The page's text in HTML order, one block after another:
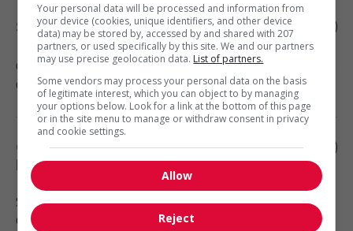
Sr financial systems manager
Ottawa , ON
Comptabilité, finance et assurance
Conseiller(ère) associé(e) en gestion de
patrimoine
Saint-Sauveur, QC
Comptabilité, finance et assurance
Your personal data will be processed and information from
your device (cookies, unique identifiers, and other device
data) may be stored by, accessed by and shared with 207
partners, or used specifically by this site. We and our partners
may use precise geolocation data. List of partners.
Some vendors may process your personal data on the basis
of legitimate interest, which you can object to by managing
your options below. Look for a link at the bottom of this page
or in the site menu to manage or withdraw consent in privacy
and cookie settings.
Allow
Reject